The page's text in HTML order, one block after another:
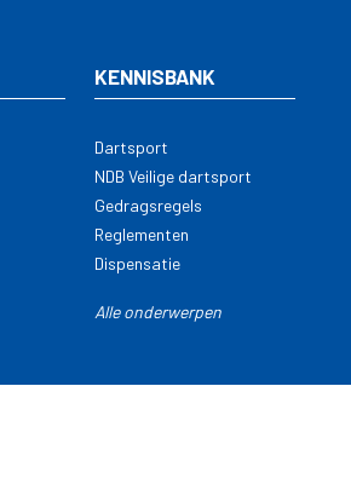
KENNISBANK
Dartsport
NDB Veilige dartsport
Gedragsregels
Reglementen
Dispensatie
Alle onderwerpen